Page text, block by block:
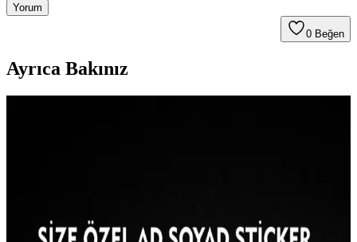
Yorum
0 Beğen
Ayrıca Bakınız
Ev Dekorasyonunda Yaratıcı Tatlı Süslemeleriyle